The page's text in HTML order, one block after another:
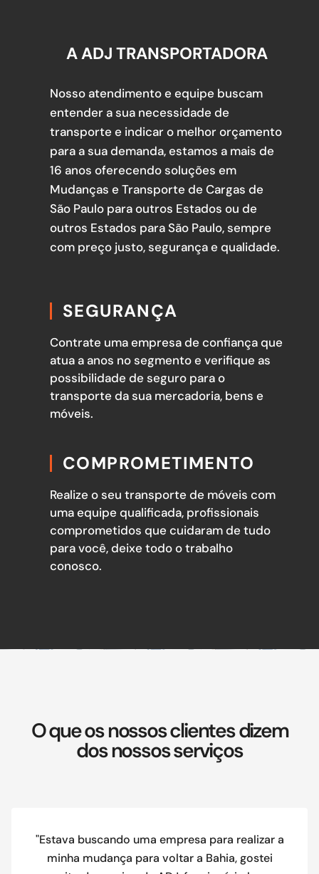
A ADJ TRANSPORTADORA
Nosso atendimento e equipe buscam
entender a sua necessidade de
transporte e indicar o melhor orçamento
para a sua demanda, estamos a mais de
16 anos oferecendo soluções em
Mudanças e Transporte de Cargas de
São Paulo para outros Estados ou de
outros Estados para São Paulo, sempre
com preço justo, segurança e qualidade.
SEGURANÇA
Contrate uma empresa de confiança que
atua a anos no segmento e verifique as
possibilidade de seguro para o
transporte da sua mercadoria, bens e
móveis.
COMPROMETIMENTO
Realize o seu transporte de móveis com
uma equipe qualificada, profissionais
comprometidos que cuidaram de tudo
para você, deixe todo o trabalho
conosco.
O que os nossos clientes dizem
dos nossos serviços
"Estava buscando uma empresa para realizar a
minha mudança para voltar a Bahia, gostei